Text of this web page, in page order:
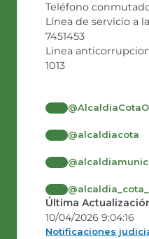
Teléfono
Línea de servicio a
7451453
Linea
1013
@alcaldiacota
Última
10/04/2026 9:04:16
Notificaciones